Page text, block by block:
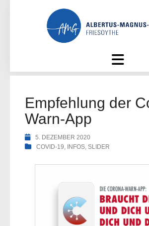
Empfehlung der
Warn-App
5. DEZEMBER 2020
COVID-19, INFOS, SLIDER